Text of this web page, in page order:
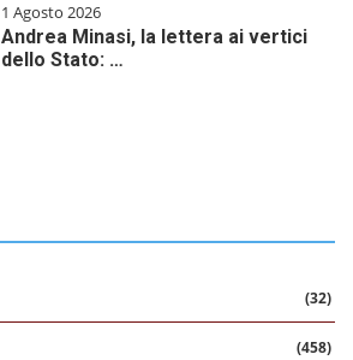
1 Agosto 2026
Andrea Minasi, la lettera ai vertici
dello Stato: …
(32)
(458)